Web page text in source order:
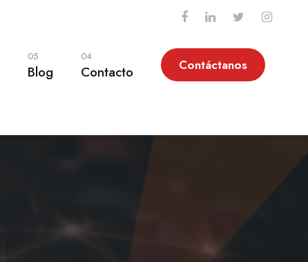
05
Blog
04
Contacto Contáctanos